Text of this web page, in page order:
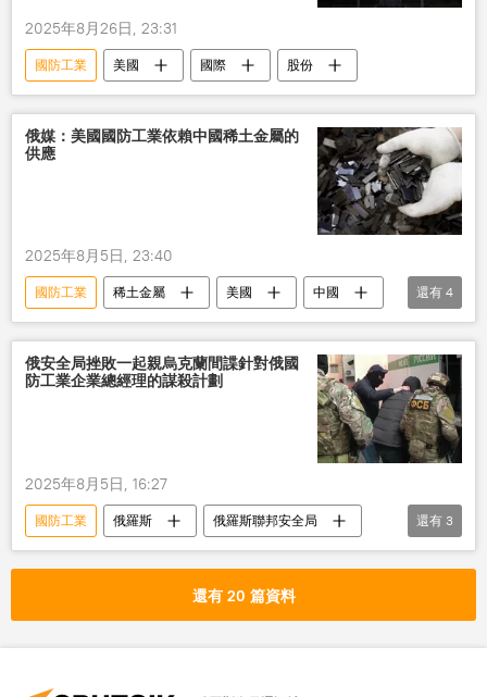
2025年8月26日, 23:31
國防工業 美國 國際 股份
俄媒：美國國防工業依賴中國稀土金屬的
供應
2025年8月5日, 23:40
國防工業 稀土金屬 美國
中國
供應
出口 許可證 軍事
還有 4
俄安全局挫敗一起親烏克蘭間諜針對俄國
防工業企業總經理的謀殺計劃
2025年8月5日, 16:27
國防工業 俄羅斯
俄羅斯聯邦安全局
烏克蘭
間諜 謀殺
還有 3
還有 20 篇資料